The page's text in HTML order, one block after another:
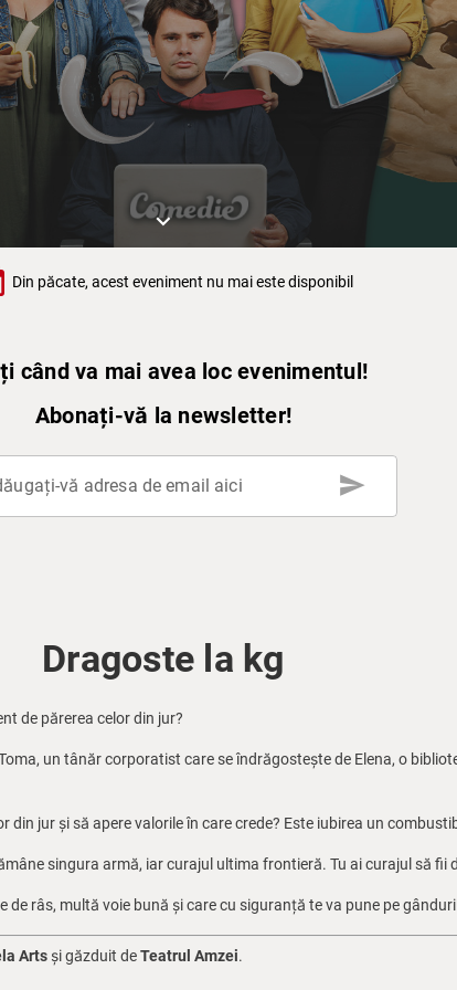
keyboard_arrow_down
Din păcate, acest eveniment nu mai este disponibil
când va mai avea loc evenimentul!
Abonați-vă la newsletter!
vă adresa de email aici send
Dragoste la kg
de părerea celor din jur?
un tânăr corporatist care se îndrăgostește de Elena, o
jur și să apere valorile în care crede? Este iubirea un
singura armă, iar curajul ultima frontieră. Tu ai curajul să fii
de râs, multă voie bună și care cu siguranță te va pune pe
Arts și găzduit deTeatrul Amzei.